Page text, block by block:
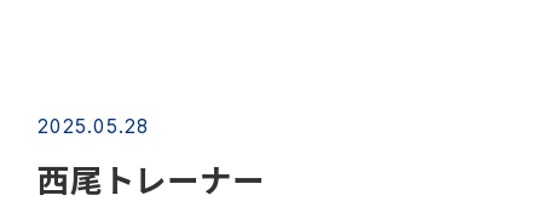
2025.05.28
西尾トレーナー